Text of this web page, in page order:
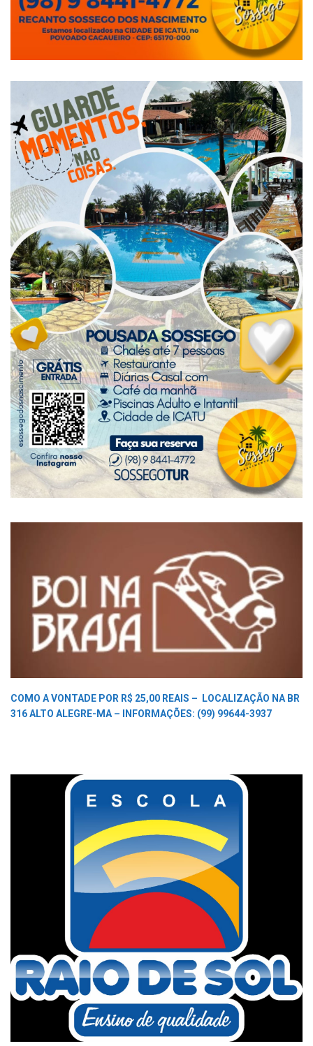
COMO A VONTADE POR R$ 25,00 REAIS –
LOCALIZAÇÃO NA BR
316 ALTO ALEGRE-MA –
INFORMAÇÕES: (99) 99644-3937